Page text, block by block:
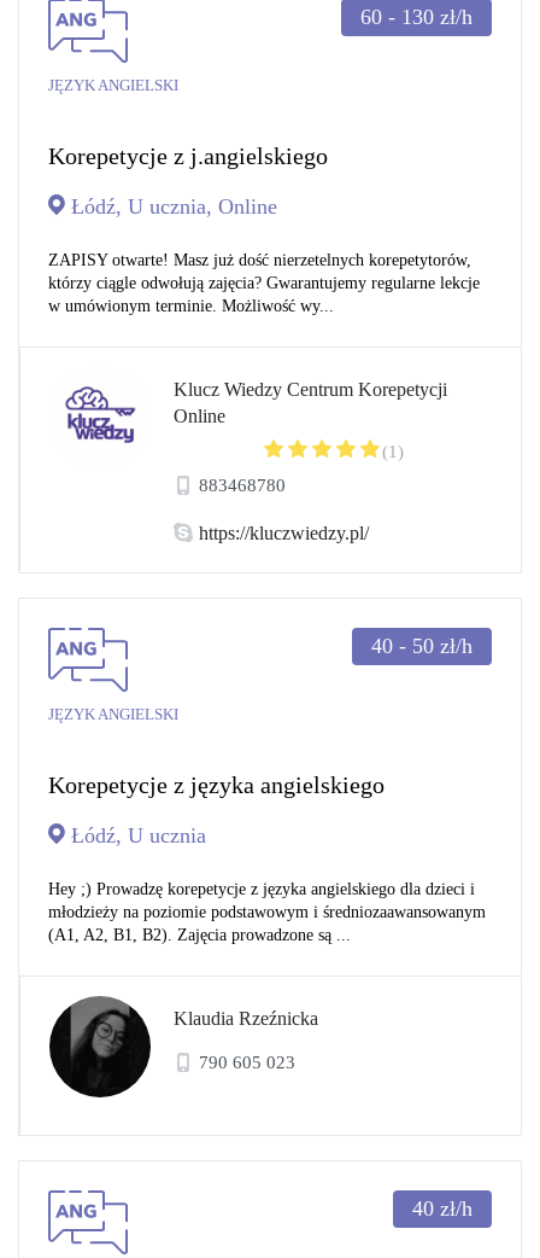
JĘZYK ANGIELSKI
60 - 130 zł/h
Korepetycje z j.angielskiego
Łódź, U ucznia, Online
ZAPISY otwarte! Masz już dość nierzetelnych korepetytorów,
którzy ciągle odwołują zajęcia? Gwarantujemy regularne lekcje
w umówionym terminie. Możliwość wy...
Klucz Wiedzy Centrum Korepetycji
Online
(1)
883468780
https://kluczwiedzy.pl/
JĘZYK ANGIELSKI
40 - 50 zł/h
Korepetycje z języka angielskiego
Łódź, U ucznia
Hey ;) Prowadzę korepetycje z języka angielskiego dla dzieci i
młodzieży na poziomie podstawowym i średniozaawansowanym
(A1, A2, B1, B2). Zajęcia prowadzone są ...
Klaudia Rzeźnicka
790 605 023
40 zł/h